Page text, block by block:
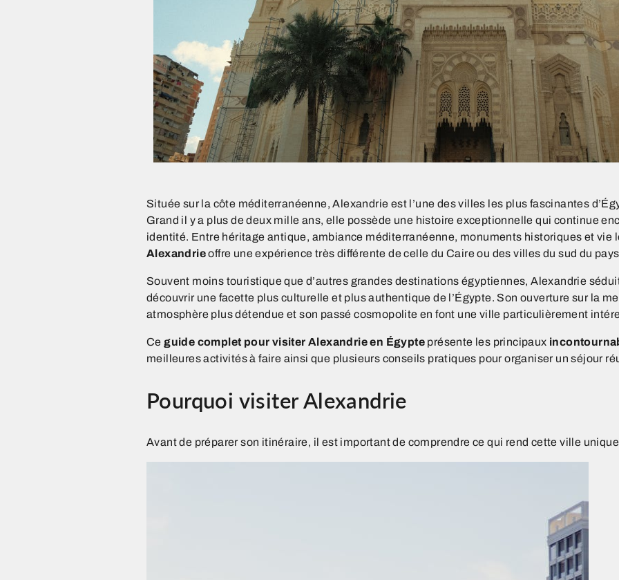
Située sur la côte méditerranéenne,Alexandrie est l’une des villes les plus fascinantes
Grand il y a plus de deux mille ans, elle possède une histoire exceptionnelle qui continue
identité. Entre héritage antique, ambiance méditerranéenne, monuments historiques et vie
Alexandrieoffre une expérience très différente de celle du Caire ou des villes du sud du
Souvent moins touristique que d’autres grandes destinations égyptiennes, Alexandrie
découvrir une facette plus culturelle et plus authentique de l’Égypte. Son ouverture sur la
atmosphère plus détendue et son passé cosmopolite en font une ville particulièrement
Ceguide complet pour visiter Alexandrie en Égypte présente les principaux
meilleures activités à faire ainsi que plusieurs conseils pratiques pour organiser un séjour
Pourquoi visiter Alexandrie
Avant de préparer son itinéraire, il est important de comprendre ce qui rend cette ville